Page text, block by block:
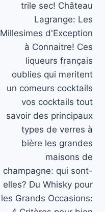
trile sec! Château
Lagrange: Les
Millesimes d'Exception
à Connaitre! Ces
liqueurs français
oublies qui meritent
un comeurs cocktails
vos cocktails tout
savoir des principaux
types de verres à
bière les grandes
maisons de
champagne: qui sont-
elles? Du Whisky pour
les Grands Occasions: